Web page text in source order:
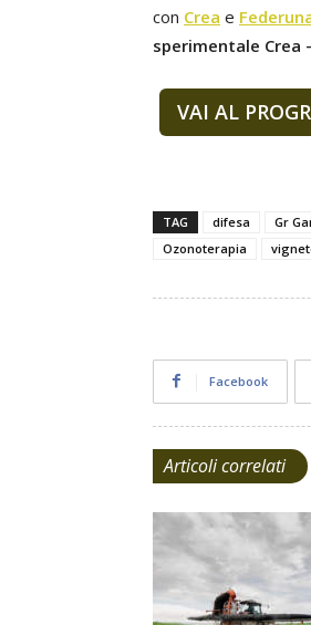
con Crea e
sperimentale Crea
VAI AL
TAG difesa Gr
Ozonoterapia
Facebook
Articoli correlati